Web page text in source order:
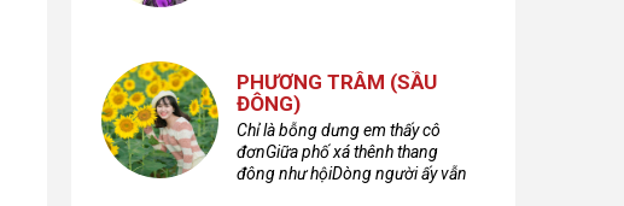
PHƯƠNG TRÂM (SẦU
ĐÔNG)
Chỉ là bỗng dưng em thấy cô
đơnGiữa phố xá thênh thang
đông như hộiDòng người ấy vẫn